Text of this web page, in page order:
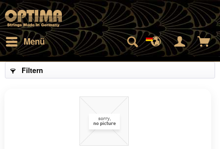
Menü
Filtern